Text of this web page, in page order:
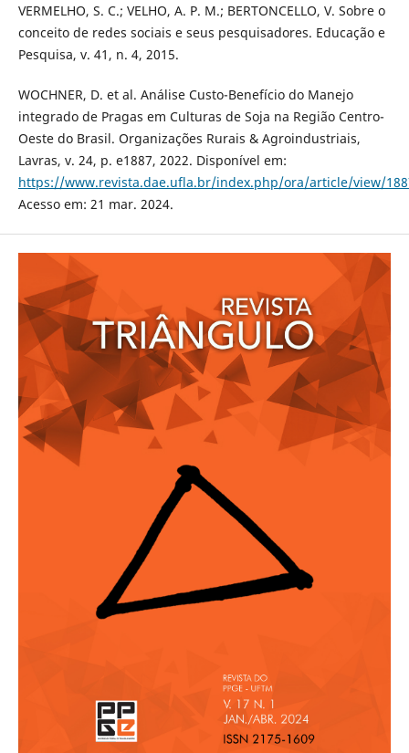
VERMELHO, S. C.; VELHO, A. P. M.; BERTONCELLO, V. Sobre o
conceito de redes sociais e seus pesquisadores. Educação e
Pesquisa, v. 41, n. 4, 2015.
WOCHNER, D. et al. Análise Custo-Benefício do Manejo
integrado de Pragas em Culturas de Soja na Região Centro-
Oeste do Brasil. Organizações Rurais & Agroindustriais,
Lavras, v. 24, p. e1887, 2022. Disponível em:
https://www.revista.dae.ufla.br/index.php/ora/article/view/
Acesso em: 21 mar. 2024.